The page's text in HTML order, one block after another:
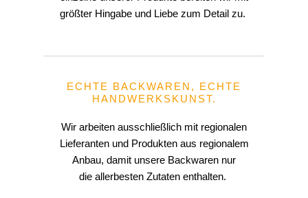
größter Hingabe und Liebe zum Detail zu.
ECHTE BACKWAREN, ECHTE
HANDWERKSKUNST.
Wir arbeiten ausschließlich mit regionalen
Lieferanten und Produkten aus regionalem
Anbau, damit unsere Backwaren nur
die allerbesten Zutaten enthalten.